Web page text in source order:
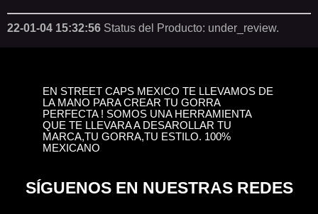
22-01-04 15:32:56 Status del Producto: under_review.
EN STREET CAPS MEXICO TE LLEVAMOS DE
LA MANO PARA CREAR TU GORRA
PERFECTA ! SOMOS UNA HERRAMIENTA
QUE TE LLEVARA A DESAROLLAR TU
MARCA,TU GORRA,TU ESTILO. 100%
MEXICANO
SÍGUENOS EN NUESTRAS REDES